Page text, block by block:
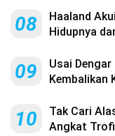
08
Haaland
Hidupnya
09
Usai
Kembalikan
10
Tak Cari
Angkat Trofi